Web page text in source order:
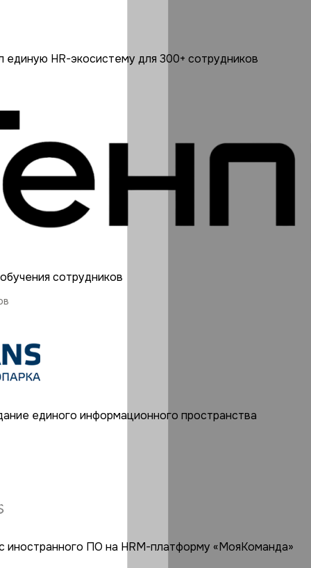
единую HR-экосистему для 300+ сотрудников
сотрудников
единого информационного пространства
иностранного ПО на HRM⁠-⁠платформу «МояКоманда»